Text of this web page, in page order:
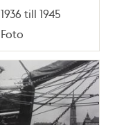
1936 till 1945
Foto